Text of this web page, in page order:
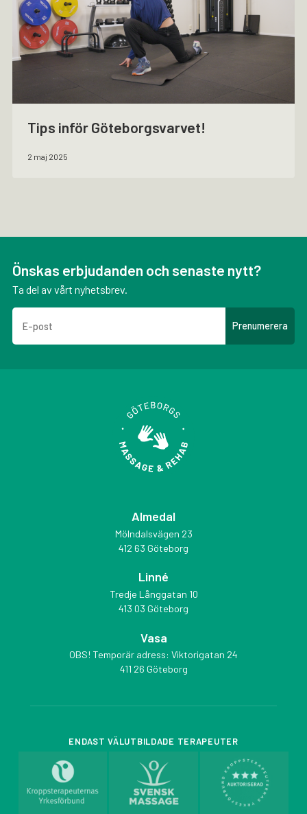
Tips inför Göteborgsvarvet!
2 maj 2025
Önskas erbjudanden och senaste nytt?
Ta del av vårt nyhetsbrev.
Almedal
Mölndalsvägen 23
412 63 Göteborg
Linné
Tredje Långgatan 10
413 03 Göteborg
Vasa
OBS! Temporär adress: Viktorigatan 24
411 26 Göteborg
ENDAST VÄLUTBILDADE TERAPEUTER